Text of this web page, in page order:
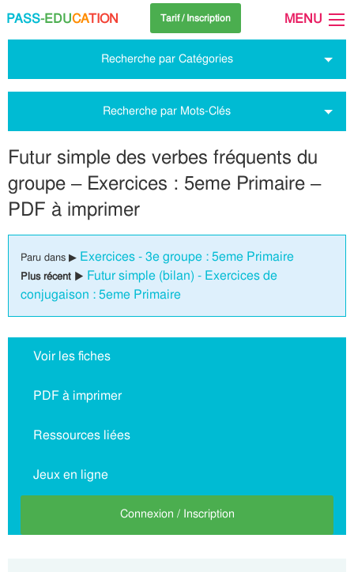
PASS-EDUCATION Tarif / Inscription MENU
Recherche par Catégories
Recherche par Mots-Clés
Futur simple des verbes fréquents du
groupe – Exercices : 5eme Primaire –
PDF à imprimer
Paru dans ▶ Exercices - 3e groupe : 5eme Primaire
Plus récent ▶ Futur simple (bilan) - Exercices de
conjugaison : 5eme Primaire
Voir les fiches
PDF à imprimer
Ressources liées
Jeux en ligne
Connexion / Inscription